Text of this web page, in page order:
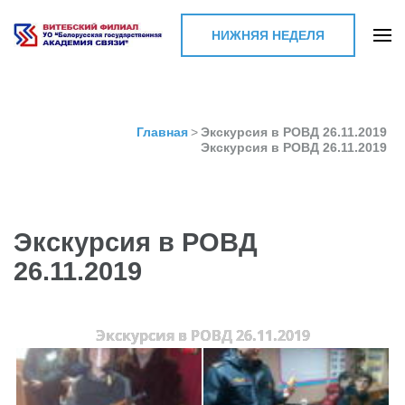
Витебский филиал УО
государственная
академия связи"
НИЖНЯЯ НЕДЕЛЯ
Главная>Экскурсия в РОВД 26.11.2019
Экскурсия в РОВД 26.11.2019
Экскурсия в РОВД
26.11.2019
Экскурсия в РОВД 26.11.2019